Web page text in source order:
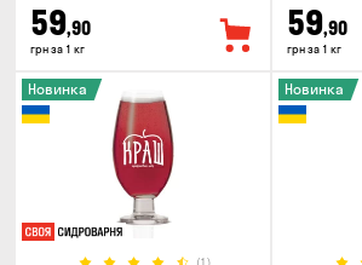
59,90
грн за 1 кг
59,90
грн за 1 кг
Новинка Новинка